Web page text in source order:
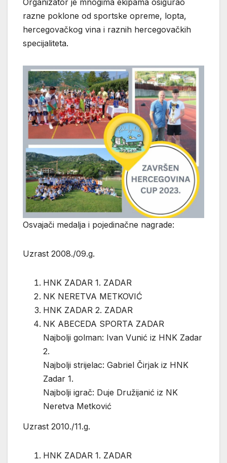
Organizator je mnogima ekipama osigurao
razne poklone od sportske opreme, lopta,
hercegovačkog vina i raznih hercegovačkih
specijaliteta.
Osvajači medalja i pojedinačne nagrade:
Uzrast 2008./09.g.
HNK ZADAR 1. ZADAR
NK NERETVA METKOVIĆ
HNK ZADAR 2. ZADAR
NK ABECEDA SPORTA ZADAR
Najbolji golman: Ivan Vunić iz HNK Zadar
2.
Najbolji strijelac: Gabriel Čirjak iz HNK
Zadar 1.
Najbolji igrač: Duje Družijanić iz NK
Neretva Metković
Uzrast 2010./11.g.
HNK ZADAR 1. ZADAR